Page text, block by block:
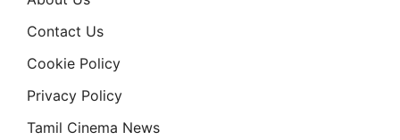
Contact Us
Cookie Policy
Privacy Policy
Tamil Cinema News